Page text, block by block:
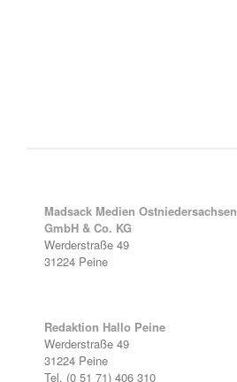
Madsack Medien Ostniedersachsen
GmbH & Co. KG
Werderstraße 49
31224 Peine
Redaktion Hallo Peine
Werderstraße 49
31224 Peine
Tel. (0 51 71) 406 310